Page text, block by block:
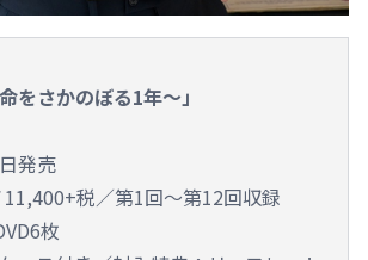
をさかのぼる1年～」
発売
税／第1回～第12回収録
枚